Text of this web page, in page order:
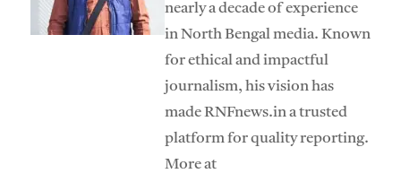
nearly a decade of experience
in North Bengal media. Known
for ethical and impactful
journalism, his vision has
made RNFnews.in a trusted
platform for quality reporting.
More at